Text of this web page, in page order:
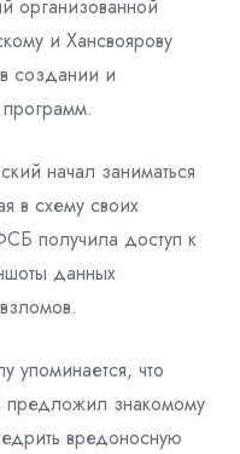
организованной
и Хансвоярову
создании и
начал заниматься
в схему своих
получила доступ к
данных
упоминается, что
знакомому
вредоносную